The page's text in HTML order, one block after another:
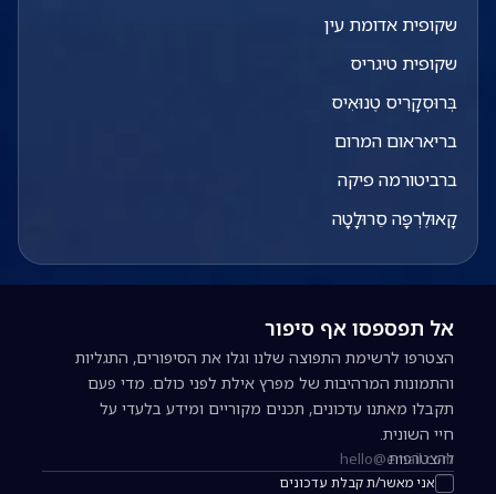
שקופית אדומת עין
שקופית טיגריס
בְּרוּסְקָרִיס טֶנוּאִיס
בריאראום המרום
ברביטורמה פיקה
קָאוּלֶרְפָּה סֵרוּלָטָה
אל תפספסו אף סיפור
הצטרפו לרשימת התפוצה שלנו וגלו את הסיפורים, התגליות
והתמונות המרהיבות של מפרץ אילת לפני כולם. מדי פעם
תקבלו מאתנו עדכונים, תכנים מקוריים ומידע בלעדי על
חיי השונית.
כתובת אימייל להרשמה לניוזלטר
אני מאשר/ת קבלת עדכונים
להצטרפות